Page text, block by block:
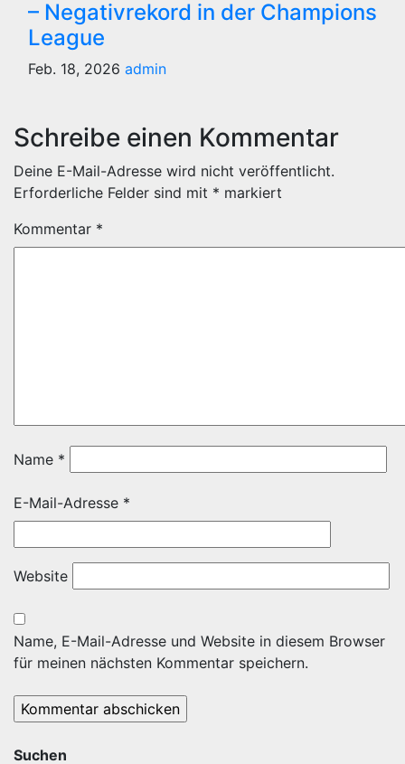
– Negativrekord in der Champions
League
Feb. 18, 2026 admin
Schreibe einen Kommentar
Deine E-Mail-Adresse wird nicht veröffentlicht.
Erforderliche Felder sind mit * markiert
Kommentar *
Name *
E-Mail-Adresse *
Website
Name, E-Mail-Adresse und Website in diesem Browser
für meinen nächsten Kommentar speichern.
Suchen